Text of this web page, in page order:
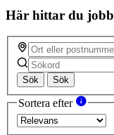
Här hittar du
Sök Sök
Sortera efter